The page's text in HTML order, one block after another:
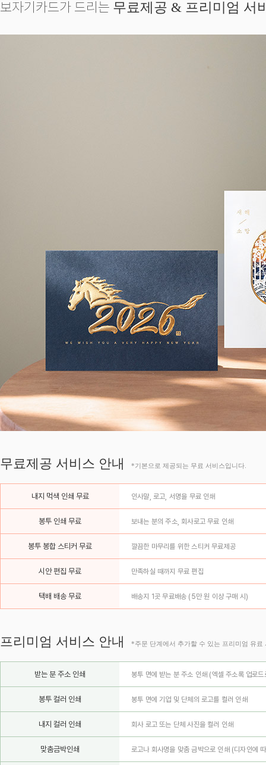
보자기카드가 드리는 무료제공 & 프리미엄 서
무료제공 서비스 안내 *기본으로 제공되는 무료 서비스입니다.
내지 먹색 인쇄 무료 인사말, 로고, 서명을 무료 인쇄
봉투 인쇄 무료 보내는 분의 주소, 회사로고 무료 인쇄
봉투 봉합 스티커 무료 깔끔한 마무리를 위한 스티커 무료제공
시안 편집 무료 만족하실 때까지 무료 편집
택배 배송 무료 배송지 1곳 무료배송 (5만 원 이상 구매 시)
프리미엄 서비스 안내 *주문 단계에서 추가할 수 있는 프리미엄 유료
받는 분 주소 인쇄 봉투 면에 받는 분 주소 인쇄 (엑셀 주소록 업로
봉투 컬러 인쇄 봉투 면에 기업 및 단체의 로고를 컬러 인쇄
내지 컬러 인쇄 회사 로고 또는 단체 사진을 컬러 인쇄
맞춤금박인쇄 로고나 회사명을 맞춤 금박으로 인쇄 (디자인에